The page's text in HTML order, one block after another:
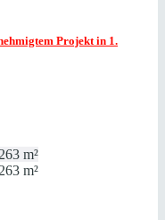
Projekt in 1.
m²
m²